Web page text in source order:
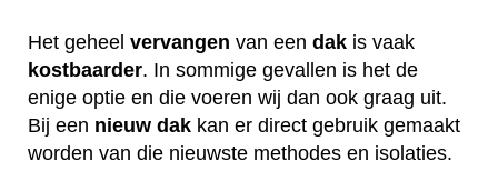
Het geheel vervangen van een dak is vaak
kostbaarder. In sommige gevallen is het de
enige optie en die voeren wij dan ook graag uit.
Bij een nieuw dak kan er direct gebruik gemaakt
worden van die nieuwste methodes en isolaties.